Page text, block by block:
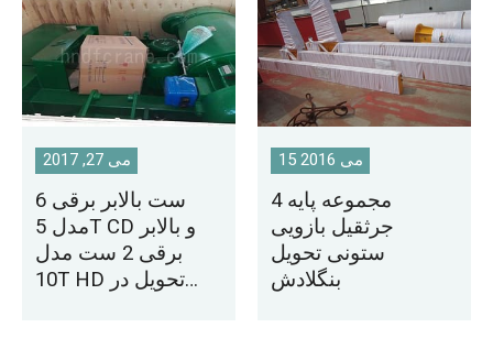
می 27, 2017
6 ست بالابر برقی
مدل 5T CD و بالابر
برقی 2 ست مدل
10T HD تحویل در
15 می 2016
4 مجموعه پایه
جرثقیل بازویی
ستونی تحویل
بنگلادش